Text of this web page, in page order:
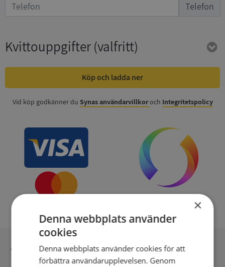
Telefon
Kvittouppgifter(valfritt)
Köp och ladda ner
Vid köp godkänner du Synas användarvillkoroch Integritetspolicy
Inga kopior till omfrågad
×
Denna webbplats använder
cookies
Denna webbplats använder cookies för att
förbättra användarupplevelsen. Genom